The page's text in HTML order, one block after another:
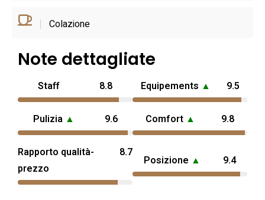
Colazione
Note dettagliate
Staff 8.8 Equipements ▲ 9.5
Pulizia ▲ 9.6 Comfort ▲ 9.8
Rapporto qualità-
prezzo
8.7
Posizione ▲ 9.4